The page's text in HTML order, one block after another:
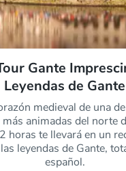
Gante
Leyendas de Gante
medieval de una
animadas del norte
horas te llevará en un
leyendas de Gante,
español.